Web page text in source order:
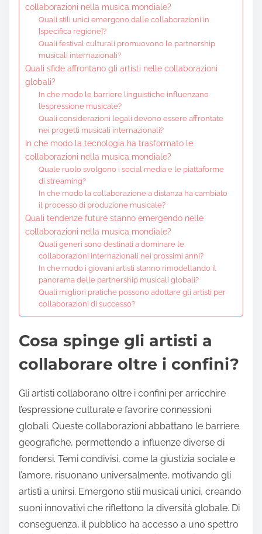
collaborazioni nella musica mondiale?
Quali stili unici emergono dalle collaborazioni in
[specifica regione]?
Quali festival culturali promuovono le partnership
musicali internazionali?
Quali sfide affrontano gli artisti nelle collaborazioni
globali?
In che modo le barriere linguistiche influenzano
l’espressione musicale?
Quali considerazioni legali devono essere affrontate
nei progetti musicali internazionali?
In che modo la tecnologia ha trasformato le
collaborazioni nella musica mondiale?
Quale ruolo svolgono i social media e le piattaforme
di streaming?
In che modo la collaborazione a distanza ha cambiato
il processo di produzione musicale?
Quali tendenze future stanno emergendo nelle
collaborazioni nella musica mondiale?
Quali generi sono destinati a dominare le
collaborazioni internazionali nei prossimi anni?
In che modo i giovani artisti stanno rimodellando il
panorama delle partnership musicali globali?
Quali migliori pratiche possono adottare gli artisti per
collaborazioni di successo?
Cosa spinge gli artisti a
collaborare oltre i confini?
Gli artisti collaborano oltre i confini per arricchire
l’espressione culturale e favorire connessioni
globali. Queste collaborazioni abbattano le barriere
geografiche, permettendo a influenze diverse di
fondersi. Temi condivisi, come la giustizia sociale e
l’amore, risuonano universalmente, motivando gli
artisti a unirsi. Emergono stili musicali unici, creando
suoni innovativi che riflettono la diversità globale. Di
conseguenza, il pubblico ha accesso a uno spettro